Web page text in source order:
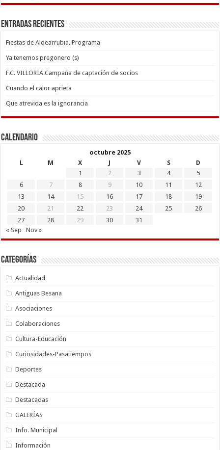
Entradas recientes
Fiestas de Aldearrubia. Programa
Ya tenemos pregonero (s)
F.C. VILLORIA.Campaña de captación de socios
Cuando el calor aprieta
Que atrevida es la ignorancia
Calendario
octubre 2025
L
M X J V S
D
1
2 3 4
5
6
7 8 9 10 11
12
13
14 15 16 17 18
19
20
21 22 23 24 25
26
27
28 29 30
31
« Sep
Nov »
Categorías
Actualidad
Antiguas Besana
Asociaciones
Colaboraciones
Cultura-Educación
Curiosidades-Pasatiempos
Deportes
Destacada
Destacadas
GALERÍAS
Info. Municipal
Información